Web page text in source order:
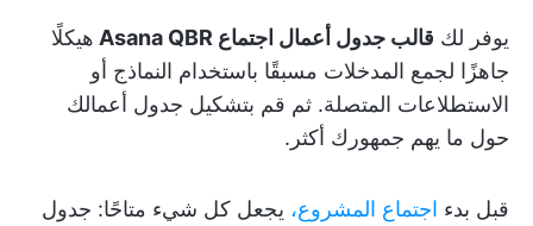
يوفر لك قالب جدول أعمال اجتماع Asana QBR
هيكلًا
جاهزًا لجمع المدخلات مسبقًا باستخدام النماذج أو
الاستطلاعات المتصلة. ثم قم بتشكيل جدول أعمالك
حول ما يهم جمهورك أكثر.
قبل بدء اجتماع المشروع، يجعل كل شيء متاحًا: جدول